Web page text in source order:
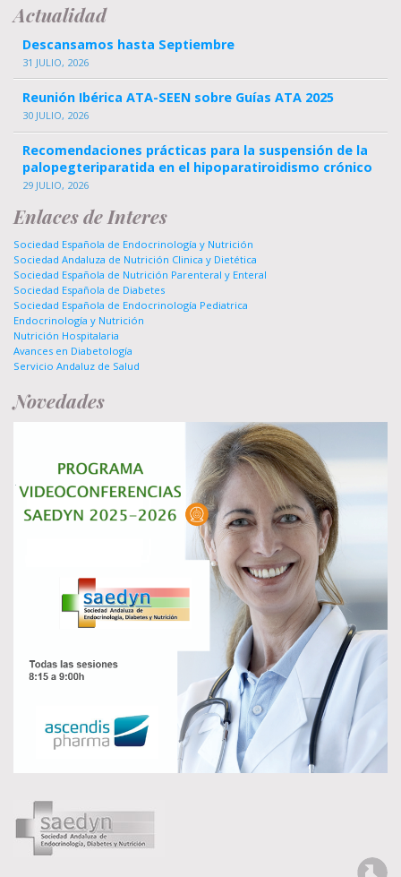
Actualidad
Descansamos hasta Septiembre
31 JULIO, 2026
Reunión Ibérica ATA-SEEN sobre Guías ATA 2025
30 JULIO, 2026
Recomendaciones prácticas para la suspensión de la
palopegteriparatida en el hipoparatiroidismo crónico
29 JULIO, 2026
Enlaces de Interes
Sociedad Española de Endocrinología y Nutrición
Sociedad Andaluza de Nutrición Clinica y Dietética
Sociedad Española de Nutrición Parenteral y Enteral
Sociedad Española de Diabetes
Sociedad Española de Endocrinología Pediatrica
Endocrinología y Nutrición
Nutrición Hospitalaria
Avances en Diabetología
Servicio Andaluz de Salud
Novedades